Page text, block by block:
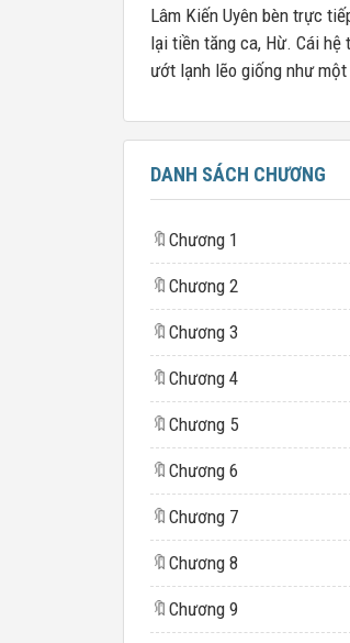
Lâm Kiến Uyên bèn trực
lại tiền tăng ca, Hừ. Cái
ướt lạnh lẽo giống như
DANH SÁCH CHƯƠNG
🔖 Chương 1
🔖 Chương 2
🔖 Chương 3
🔖 Chương 4
🔖 Chương 5
🔖 Chương 6
🔖 Chương 7
🔖 Chương 8
🔖 Chương 9